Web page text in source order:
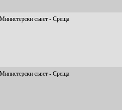
съвет - Среща
съвет - Среща